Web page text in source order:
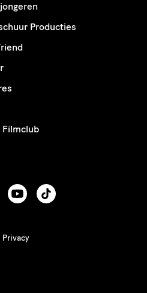
Producties
Filmclub
Privacy